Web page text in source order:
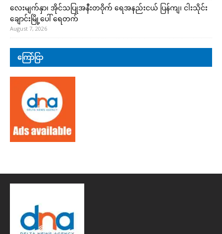
လေးမျက်နှာ၊ အိုင်သပြုအနီးတဝိုက် ရေအနည်းငယ် ပြန်ကျ၊ ငါးသိုင်း
ချောင်းမြို့ပေါ် ရေတက်
August 7, 2026
ကြော်ငြာ